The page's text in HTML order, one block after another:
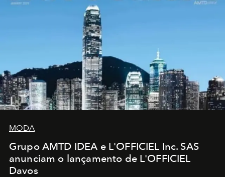
MODA
Grupo AMTD IDEA e L'OFFICIEL Inc. SAS
anunciam o lançamento de L'OFFICIEL
Davos